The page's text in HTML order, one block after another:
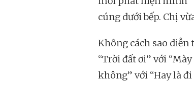
cúng dưới bếp. Chị
Không cách sao diễn
“Trời đất ơi” với
không” với “Hay là